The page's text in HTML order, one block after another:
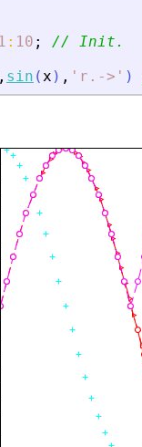
: 10 ;
// Init.
, sin (x ) , ' r.-> ' )